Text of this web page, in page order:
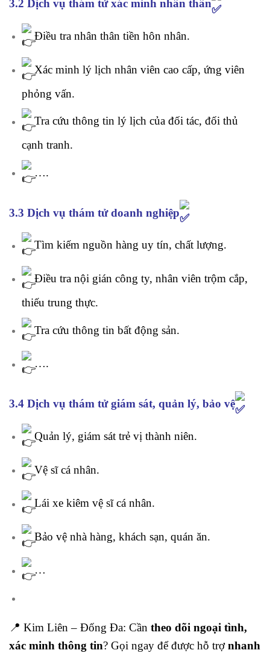
3.2 Dịch vụ thám tử xác minh nhân thân
Điều tra nhân thân tiền hôn nhân.
Xác minh lý lịch nhân viên cao cấp, ứng viên
phỏng vấn.
Tra cứu thông tin lý lịch của đối tác, đối thủ
cạnh tranh.
….
3.3 Dịch vụ thám tử doanh nghiệp
Tìm kiếm nguồn hàng uy tín, chất lượng.
Điều tra nội gián công ty, nhân viên trộm cắp,
thiếu trung thực.
Tra cứu thông tin bất động sản.
….
3.4 Dịch vụ thám tử giám sát, quản lý, bảo vệ
Quản lý, giám sát trẻ vị thành niên.
Vệ sĩ cá nhân.
Lái xe kiêm vệ sĩ cá nhân.
Bảo vệ nhà hàng, khách sạn, quán ăn.
…
📍 Kim Liên – Đống Đa: Cần theo dõi ngoại tình,
xác minh thông tin? Gọi ngay để được hỗ trợnhanh